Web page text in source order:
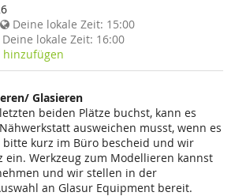
Deine lokale Zeit: 15:00
Deine lokale Zeit: 16:00
hinzufügen
Glasieren
beiden Plätze buchst, kann es
ausweichen musst, wenn es
bitte kurz im Büro bescheid und wir
ein. Werkzeug zum Modellieren kannst
und wir stellen in der
an Glasur Equipment bereit.